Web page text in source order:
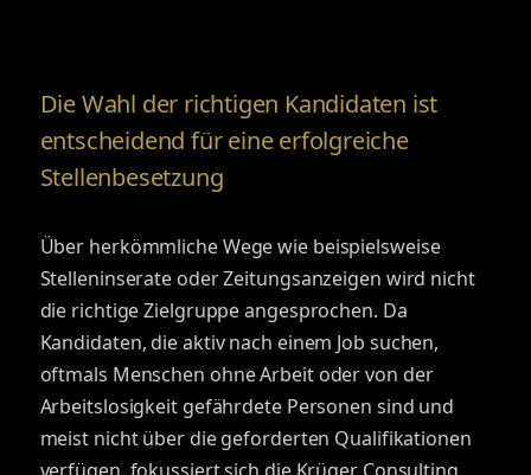
Die Wahl der richtigen Kandidaten ist
entscheidend für eine erfolgreiche
Stellenbesetzung
Über herkömmliche Wege wie beispielsweise
Stelleninserate oder Zeitungsanzeigen wird nicht
die richtige Zielgruppe angesprochen. Da
Kandidaten, die aktiv nach einem Job suchen,
oftmals Menschen ohne Arbeit oder von der
Arbeitslosigkeit gefährdete Personen sind und
meist nicht über die geforderten Qualifikationen